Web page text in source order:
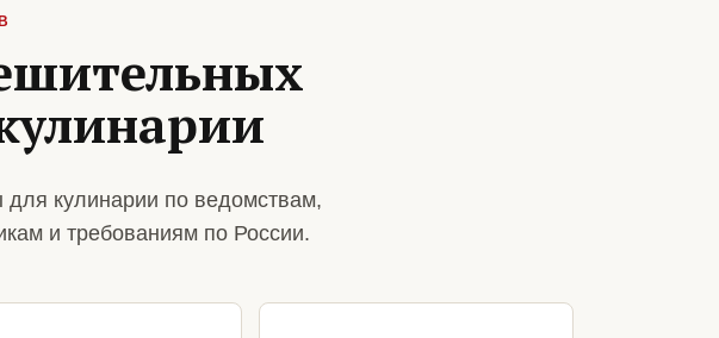
кулинарии по ведомствам,
и требованиям по России.